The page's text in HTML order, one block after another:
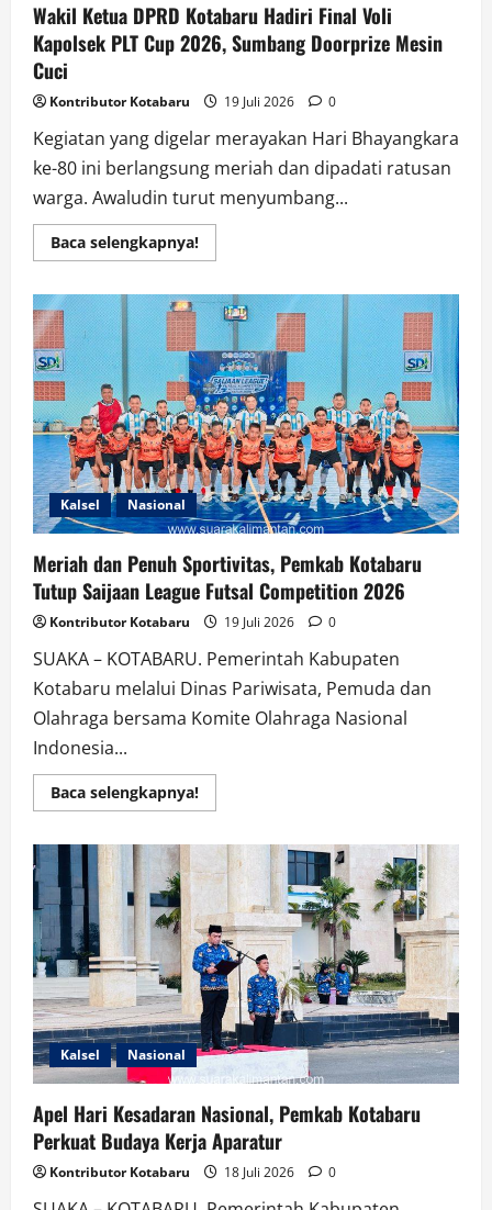
Wakil Ketua DPRD Kotabaru Hadiri Final Voli
Kapolsek PLT Cup 2026, Sumbang Doorprize Mesin
Cuci
Kontributor Kotabaru 19 Juli 2026 0
Kegiatan yang digelar merayakan Hari Bhayangkara
ke-80 ini berlangsung meriah dan dipadati ratusan
warga. Awaludin turut menyumbang...
Baca selengkapnya!Read
more
Ketua
DPRD
Kotabaru
Hadiri
Final
Voli
Kapolsek
PLT
Cup
2026,
Sumbang
Doorprize
Mesin
Cuci
Kalsel Nasional
Meriah dan Penuh Sportivitas, Pemkab Kotabaru
Tutup Saijaan League Futsal Competition 2026
Kontributor Kotabaru 19 Juli 2026 0
SUAKA – KOTABARU. Pemerintah Kabupaten
Kotabaru melalui Dinas Pariwisata, Pemuda dan
Olahraga bersama Komite Olahraga Nasional
Indonesia...
Baca selengkapnya!Read
more
dan
Penuh
Sportivitas,
Pemkab
Kotabaru
Tutup
Saijaan
League
Futsal
Competition
2026
Kalsel Nasional
Apel Hari Kesadaran Nasional, Pemkab Kotabaru
Perkuat Budaya Kerja Aparatur
Kontributor Kotabaru 18 Juli 2026 0